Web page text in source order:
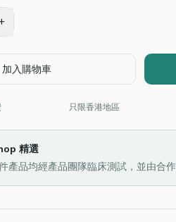
加入購物車
只限香港地區
精選
產品均經產品團隊臨床測試，並由合作